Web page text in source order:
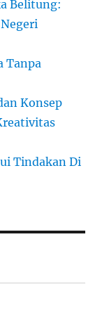
Belitung:
Tanpa
Konsep
Tindakan Di